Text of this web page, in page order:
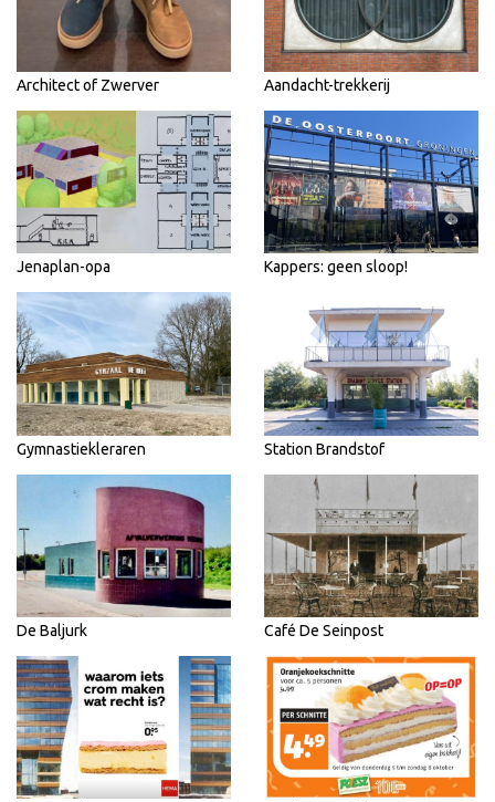
Architect of Zwerver Aandacht-trekkerij
Jenaplan-opa Kappers: geen sloop!
Gymnastiekleraren Station Brandstof
De Baljurk Café De Seinpost